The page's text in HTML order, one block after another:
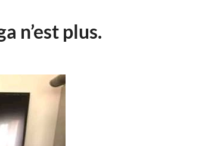
n’est plus.